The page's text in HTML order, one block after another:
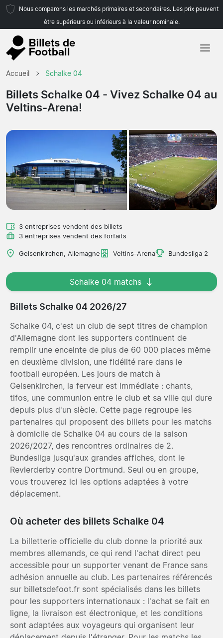
Nous comparons les marchés primaires et secondaires. Les prix peuvent
être supérieurs ou inférieurs à la valeur nominale.
Équipes
Accueil Schalke 04
Billets Schalke 04 - Vivez Schalke 04 au
Veltins-Arena!
3 entreprises vendent des billets
3 entreprises vendent des forfaits
Gelsenkirchen, Allemagne Veltins-Arena Bundesliga 2
Schalke 04 matchs
Billets Schalke 04 2026/27
Schalke 04, c'est un club de sept titres de champion
d'Allemagne dont les supporters continuent de
remplir une enceinte de plus de 60 000 places même
en deuxième division, une fidélité rare dans le
football européen. Les jours de match à
Gelsenkirchen, la ferveur est immédiate : chants,
tifos, une communion entre le club et sa ville qui dure
depuis plus d'un siècle. Cette page regroupe les
partenaires qui proposent des billets pour les matchs
à domicile de Schalke 04 au cours de la saison
2026/2027, des rencontres ordinaires de 2.
Bundesliga jusqu'aux grandes affiches, dont le
Revierderby contre Dortmund. Seul ou en groupe,
vous trouverez ici les options adaptées à votre
déplacement.
Où acheter des billets Schalke 04
La billetterie officielle du club donne la priorité aux
membres allemands, ce qui rend l'achat direct peu
accessible pour un supporter venant de France sans
adhésion annuelle au club. Les partenaires référencés
sur billetsdefoot.fr sont spécialisés dans les billets
pour les supporters internationaux : l'achat se fait en
ligne, la livraison est électronique, et les conditions
sont adaptées aux voyageurs qui organisent leur